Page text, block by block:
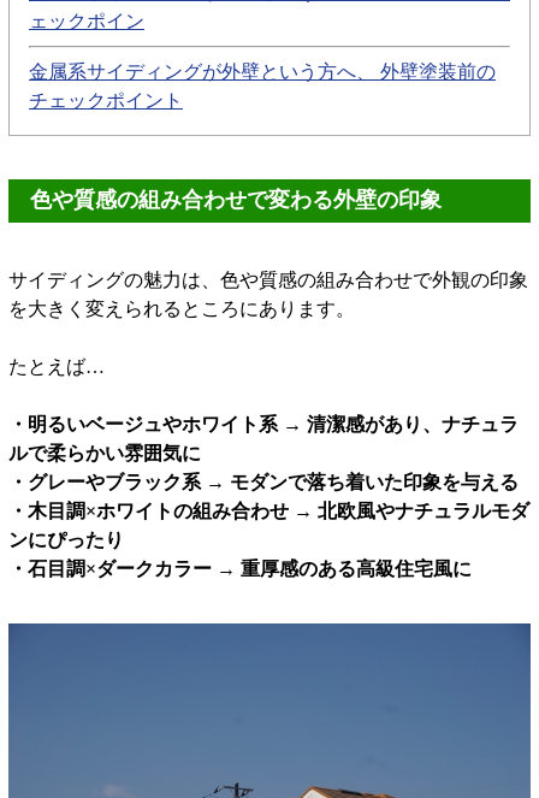
ェックポイン
金属系サイディングが外壁という方へ、 外壁塗装前の
チェックポイント
色や質感の組み合わせで変わる外壁の印象
サイディングの魅力は、色や質感の組み合わせで外観の印象
を大きく変えられるところにあります。
たとえば…
・明るいベージュやホワイト系 → 清潔感があり、ナチュラ
ルで柔らかい雰囲気に
・グレーやブラック系 → モダンで落ち着いた印象を与える
・木目調×ホワイトの組み合わせ → 北欧風やナチュラルモダ
ンにぴったり
・石目調×ダークカラー → 重厚感のある高級住宅風に